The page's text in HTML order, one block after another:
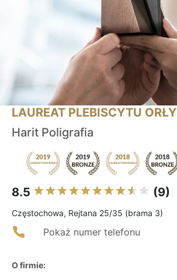
LAUREAT PLEBISCYTU ORŁY
Harit Poligrafia
8.5 (9)
Częstochowa, Rejtana 25/35 (brama 3)
Pokaż numer telefonu
O firmie: